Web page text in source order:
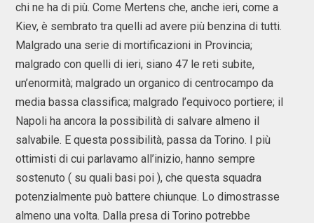
chi ne ha di più. Come Mertens che, anche ieri, come a
Kiev, è sembrato tra quelli ad avere più benzina di tutti.
Malgrado una serie di mortificazioni in Provincia;
malgrado con quelli di ieri, siano 47 le reti subite,
un’enormità; malgrado un organico di centrocampo da
media bassa classifica; malgrado l’equivoco portiere; il
Napoli ha ancora la possibilità di salvare almeno il
salvabile. E questa possibilità, passa da Torino. I più
ottimisti di cui parlavamo all’inizio, hanno sempre
sostenuto ( su quali basi poi ), che questa squadra
potenzialmente può battere chiunque. Lo dimostrasse
almeno una volta. Dalla presa di Torino potrebbe